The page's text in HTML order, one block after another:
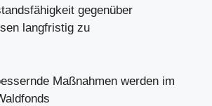
gegenüber
langfristig zu
Maßnahmen werden im